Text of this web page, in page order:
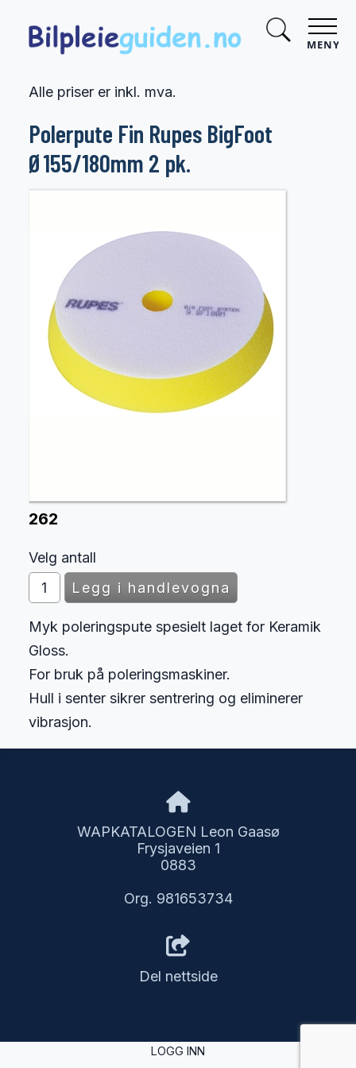
MENY
Alle priser er inkl. mva.
Polerpute Fin Rupes BigFoot
Ø155/180mm 2 pk.
262
Velg antall
Myk poleringspute spesielt laget for Keramik
Gloss.
For bruk på poleringsmaskiner.
Hull i senter sikrer sentrering og eliminerer
vibrasjon.
WAPKATALOGEN Leon Gaasø
Frysjaveien 1
0883
Org. 981653734
Del nettside
LOGG INN